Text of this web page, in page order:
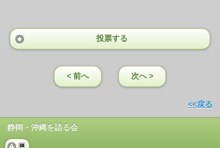
投票する
< 前へ 次へ >
<<戻る
静岡・沖縄を語る会